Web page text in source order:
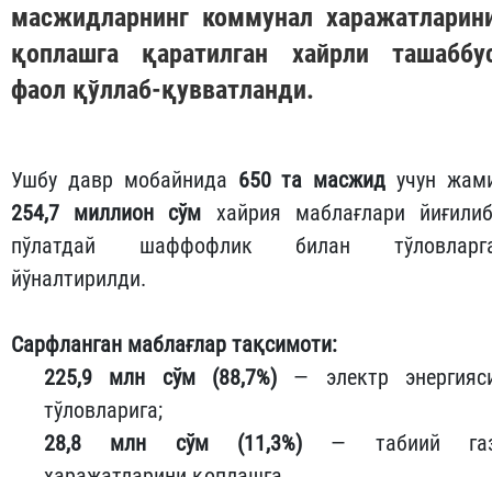
масжидларнинг коммунал
қоплашга қаратилган хайрли
фаол қўллаб-қувватланди.
Ушбу давр мобайнида 650 та масжид учун
254,7 миллион сўм хайрия маблағлари
пўлатдай шаффофлик билан
йўналтирилди.
Сарфланган маблағлар тақсимоти:
225,9 млн сўм (88,7%) — электр
тўловларига;
28,8 млн сўм (11,3%) — табиий